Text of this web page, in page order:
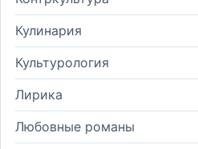
Кулинария
Культурология
Лирика
Любовные романы